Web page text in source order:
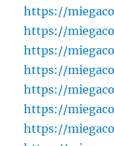
https://
https://
https://
https://
https://
https://
https://